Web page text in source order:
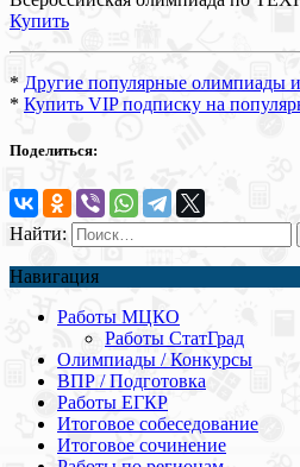
Купить
* Другие популярные олимпиады
* Купить VIP подписку на
Поделиться:
Найти:
Навигация
Работы МЦКО
Работы СтатГрад
Олимпиады / Конкурсы
ВПР / Подготовка
Работы ЕГКР
Итоговое собеседование
Итоговое сочинение